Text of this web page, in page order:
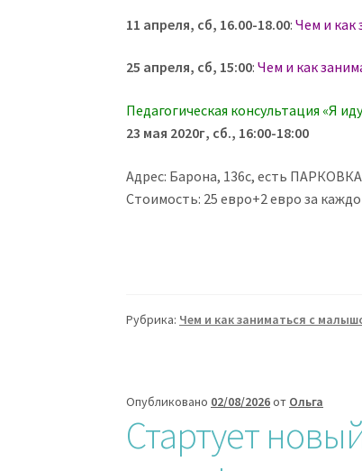
11 апреля, сб, 16.00-18.00:Чем и как
25 апреля, сб, 15:00:Чем и как
Педагогическая консультация «Я
23 мая 2020г, сб., 16:00-18:00
Адрес: Барона, 136с, есть
Стоимость: 25 евро+2 евро за
Рубрика: Чем и как заниматься с
Опубликовано 02/08/2026от Ольга
Стартует